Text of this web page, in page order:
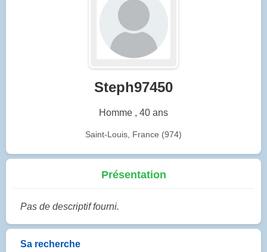
Steph97450
Homme , 40 ans
Saint-Louis, France (974)
Présentation
Pas de descriptif fourni.
Sa recherche